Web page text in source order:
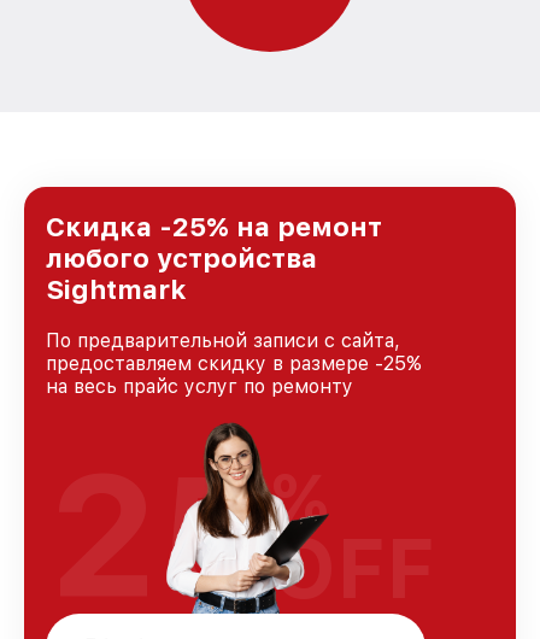
Скидка -25% на ремонт
любого устройства
Sightmark
По предварительной записи с сайта,
предоставляем скидку в размере -25%
на весь прайс услуг по ремонту
25%
OFF